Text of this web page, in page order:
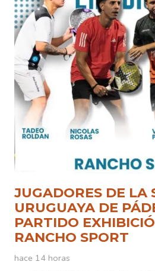
JUGADORES DE LA
URUGUAYA DE
PARTIDO
RANCHO SPORT
hace 14 horas